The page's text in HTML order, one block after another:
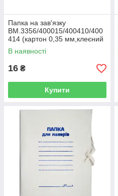
Папка на зав'язку
BM.3356/400015/400410/400
414 (картон 0,35 мм,клеєний
клапан) 50)
В наявності
16 ₴
Купити